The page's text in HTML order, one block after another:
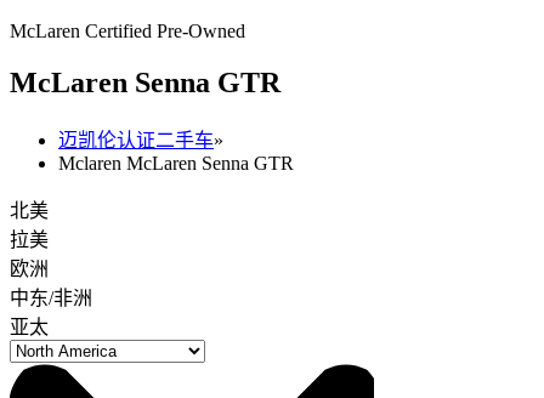
McLaren Certified Pre-Owned
McLaren Senna GTR
迈凯伦认证二手车»
Mclaren McLaren Senna GTR
北美
拉美
欧洲
中东/非洲
亚太